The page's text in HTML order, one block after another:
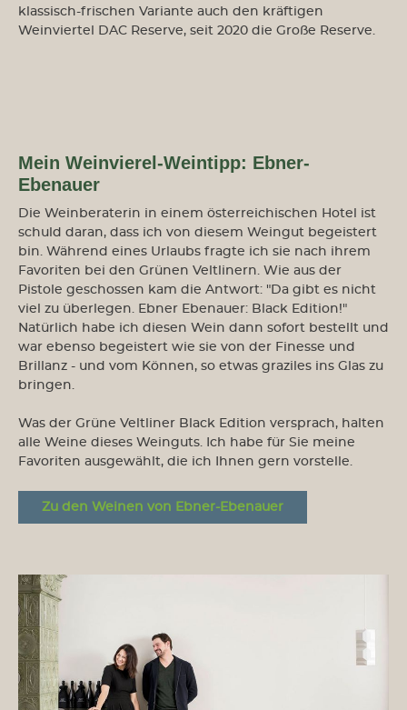
klassisch-frischen Variante auch den kräftigen
Weinviertel DAC Reserve, seit 2020 die Große Reserve.
Mein Weinvierel-Weintipp: Ebner-
Ebenauer
Die Weinberaterin in einem österreichischen Hotel ist
schuld daran, dass ich von diesem Weingut begeistert
bin. Während eines Urlaubs fragte ich sie nach ihrem
Favoriten bei den Grünen Veltlinern. Wie aus der
Pistole geschossen kam die Antwort: "Da gibt es nicht
viel zu überlegen. Ebner Ebenauer: Black Edition!"
Natürlich habe ich diesen Wein dann sofort bestellt und
war ebenso begeistert wie sie von der Finesse und
Brillanz - und vom Können, so etwas graziles ins Glas zu
bringen.
Was der Grüne Veltliner Black Edition versprach, halten
alle Weine dieses Weinguts. Ich habe für Sie meine
Favoriten ausgewählt, die ich Ihnen gern vorstelle.
Zu den Weinen von Ebner-Ebenauer